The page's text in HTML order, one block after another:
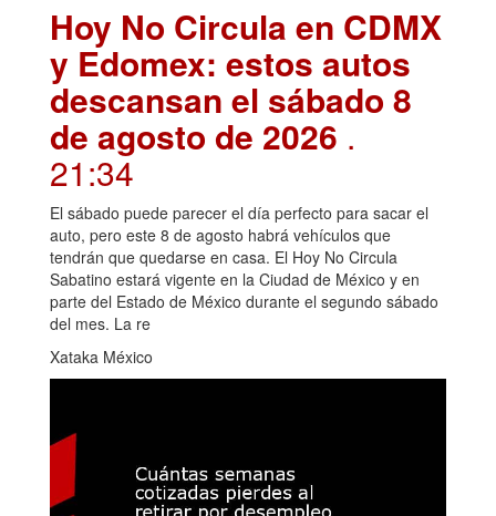
Hoy No Circula en CDMX
y Edomex: estos autos
descansan el sábado 8
de agosto de 2026 .
21:34
El sábado puede parecer el día perfecto para sacar el
auto, pero este 8 de agosto habrá vehículos que
tendrán que quedarse en casa. El Hoy No Circula
Sabatino estará vigente en la Ciudad de México y en
parte del Estado de México durante el segundo sábado
del mes. La re
Xataka México